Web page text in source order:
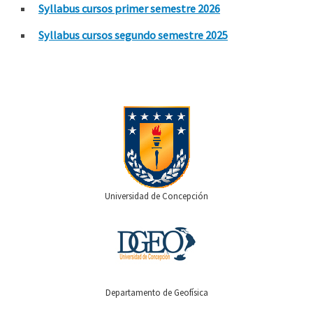
Syllabus cursos primer semestre 2026
Syllabus cursos segundo semestre 2025
Universidad de Concepción
Departamento de Geofísica